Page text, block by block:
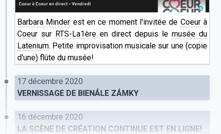
Barbara Minder est en ce moment l'invitée de Coeur à
Coeur sur RTS-La1ère en direct depuis lemusée du
Latenium. Petite improvisation musicale sur une (copie
d'une) flûte du musée!
17 décembre 2020
VERNISSAGE DE BIENÁLE ZÁMKY
16 décembre 2020
LA SCÈNE DE CRÉATION CONTINUE EST EN LIGNE!